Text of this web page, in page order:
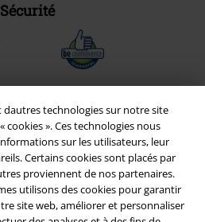
dautres technologies sur notre site
cookies ». Ces technologies nous
sur les utilisateurs, leur
Certains cookies sont placés par
proviennent de nos partenaires.
utilisons des cookies pour garantir
site web, améliorer et personnaliser
Sécurité